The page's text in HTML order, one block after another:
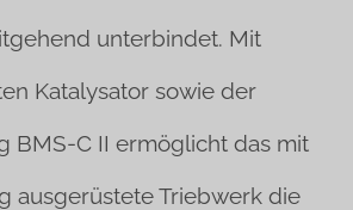
unterbindet. Mit
Katalysator sowie der
BMS-C II ermöglicht das mit
ausgerüstete Triebwerk die